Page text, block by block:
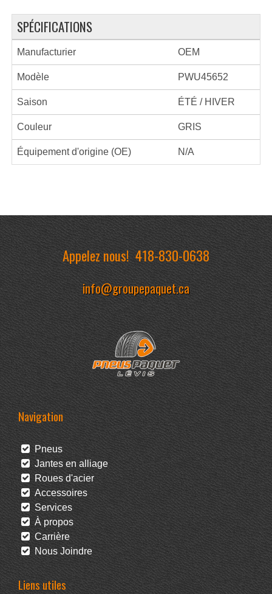
SPÉCIFICATIONS
Manufacturier OEM
Modèle PWU45652
Saison ÉTÉ / HIVER
Couleur GRIS
Équipement d'origine (OE) N/A
Appelez nous!418-830-0638
info@groupepaquet.ca
Navigation
Pneus
Jantes en alliage
Roues d'acier
Accessoires
Services
À propos
Carrière
Nous Joindre
Liens utiles